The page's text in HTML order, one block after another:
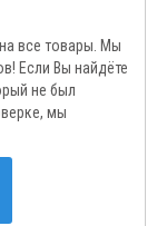
все товары. Мы
Если Вы найдёте
не был
мы